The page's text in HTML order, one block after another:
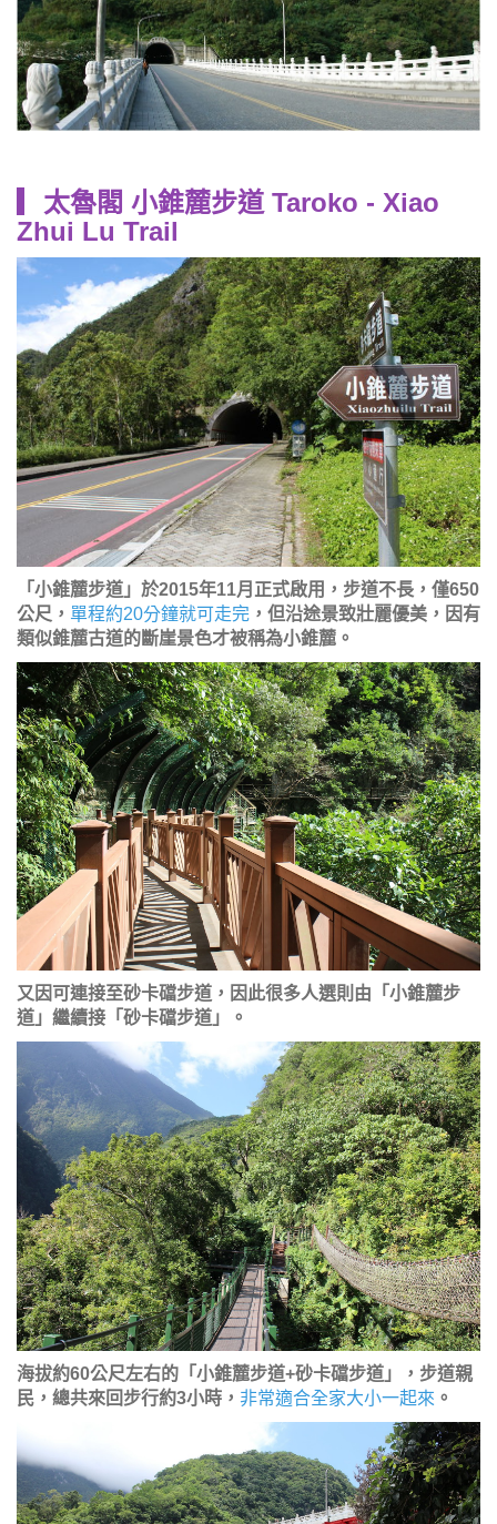
▎太魯閣 小錐麓步道 Taroko - Xiao
Zhui Lu Trail
「小錐麓步道」於2015年11月正式啟用，步道不長，僅650
公尺， 單程約20分鐘就可走完 ，但沿途景致壯麗優美，因有
類似錐麓古道的斷崖景色才被稱為小錐麓。
又因可連接至砂卡礑步道，因此很多人選則由「小錐麓步
道」繼續接「砂卡礑步道」。
海拔約60公尺左右的「小錐麓步道+砂卡礑步道」，步道親
民，總共來回步行約3小時， 非常適合全家大小一起來 。